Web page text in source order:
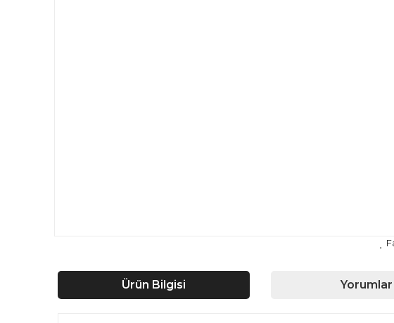
Ürün Bilgisi Yorumlar